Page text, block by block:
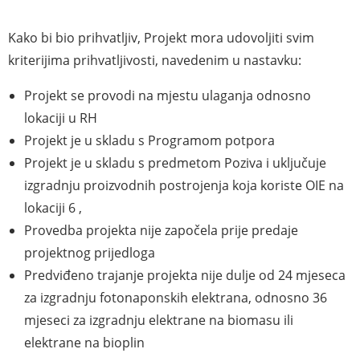
Kako bi bio prihvatljiv, Projekt mora udovoljiti svim
kriterijima prihvatljivosti, navedenim u nastavku:
Projekt se provodi na mjestu ulaganja odnosno
lokaciji u RH
Projekt je u skladu s Programom potpora
Projekt je u skladu s predmetom Poziva i uključuje
izgradnju proizvodnih postrojenja koja koriste OIE na
lokaciji 6 ,
Provedba projekta nije započela prije predaje
projektnog prijedloga
Predviđeno trajanje projekta nije dulje od 24 mjeseca
za izgradnju fotonaponskih elektrana, odnosno 36
mjeseci za izgradnju elektrane na biomasu ili
elektrane na bioplin